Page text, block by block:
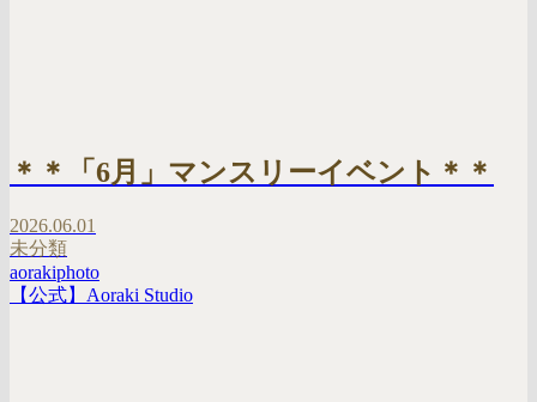
＊＊「6月」マンスリーイベント＊＊
2026.06.01
未分類
aorakiphoto
【公式】Aoraki Studio